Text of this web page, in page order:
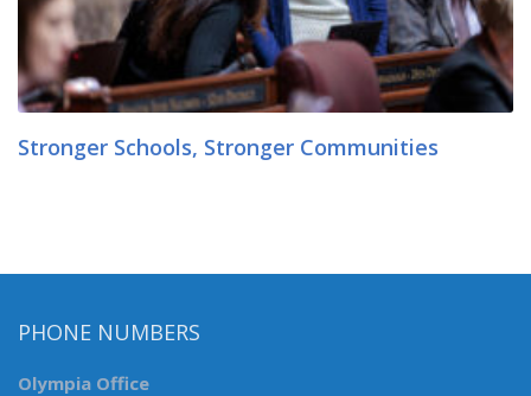
Stronger Schools, Stronger Communities
PHONE NUMBERS
Olympia Office